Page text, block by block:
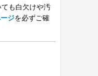
も白欠けや汚
ジを必ずご確